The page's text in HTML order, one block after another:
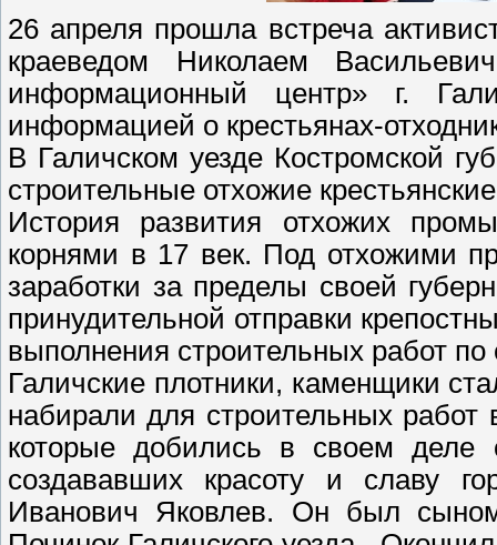
26 апреля прошла встреча
краеведом Николаем
информационный центр» г.
информацией о крестьянах-
В Галичском уезде Костромской
строительные отхожие
История развития отхожих
корнями в 17 век. Под отхожими
заработки за пределы своей
принудительной отправки
выполнения строительных работ
Галичские плотники, каменщики
набирали для строительных
которые добились в своем
создававших красоту и славу
Иванович Яковлев. Он был